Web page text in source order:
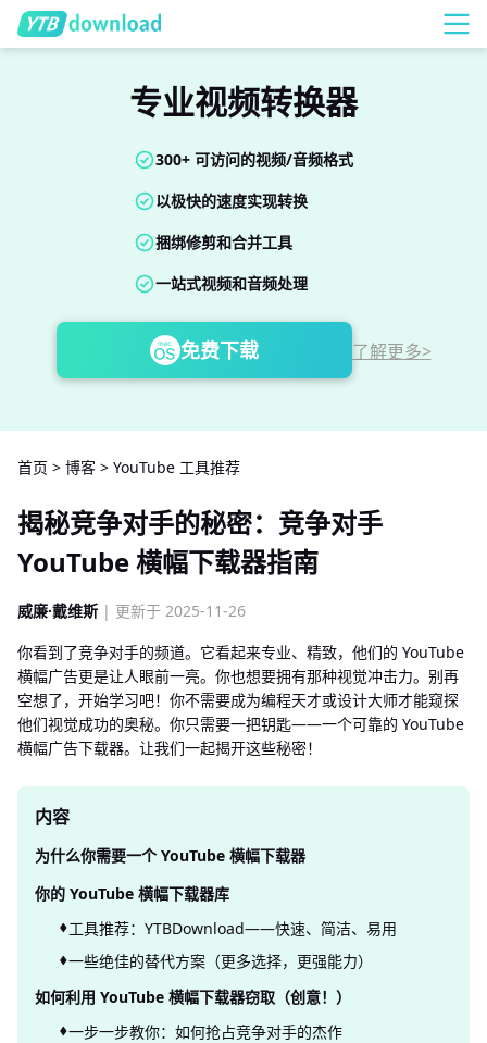
专业视频转换器
300+ 可访问的视频/音频格式
以极快的速度实现转换
捆绑修剪和合并工具
一站式视频和音频处理
免费下载 了解更多>
首页 > 博客 > YouTube 工具推荐
揭秘竞争对手的秘密：竞争对手
YouTube 横幅下载器指南
威廉·戴维斯 | 更新于 2025-11-26
你看到了竞争对手的频道。它看起来专业、精致，他们的 YouTube
横幅广告更是让人眼前一亮。你也想要拥有那种视觉冲击力。别再
空想了，开始学习吧！你不需要成为编程天才或设计大师才能窥探
他们视觉成功的奥秘。你只需要一把钥匙——一个可靠的 YouTube
横幅广告下载器。让我们一起揭开这些秘密！
内容
为什么你需要一个 YouTube 横幅下载器
你的 YouTube 横幅下载器库
工具推荐：YTBDownload——快速、简洁、易用
一些绝佳的替代方案（更多选择，更强能力）
如何利用 YouTube 横幅下载器窃取（创意！）
一步一步教你：如何抢占竞争对手的杰作